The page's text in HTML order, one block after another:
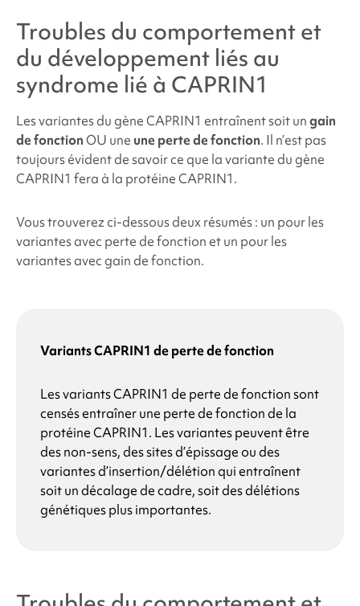
Troubles du comportement et
du développement liés au
syndrome lié à CAPRIN1
Les variantes du gène CAPRIN1 entraînent soit ungain
de fonctionOU une une perte de fonction. Il n’est pas
toujours évident de savoir ce que la variante du gène
CAPRIN1 fera à la protéine CAPRIN1.
Vous trouverez ci-dessous deux résumés : un pour les
variantes avec perte de fonction et un pour les
variantes avec gain de fonction.
Variants CAPRIN1 de perte de fonction
Les variants CAPRIN1 de perte de fonction sont
censés entraîner une perte de fonction de la
protéine CAPRIN1. Les variantes peuvent être
des non-sens, des sites d’épissage ou des
variantes d’insertion/délétion qui entraînent
soit un décalage de cadre, soit des délétions
génétiques plus importantes.